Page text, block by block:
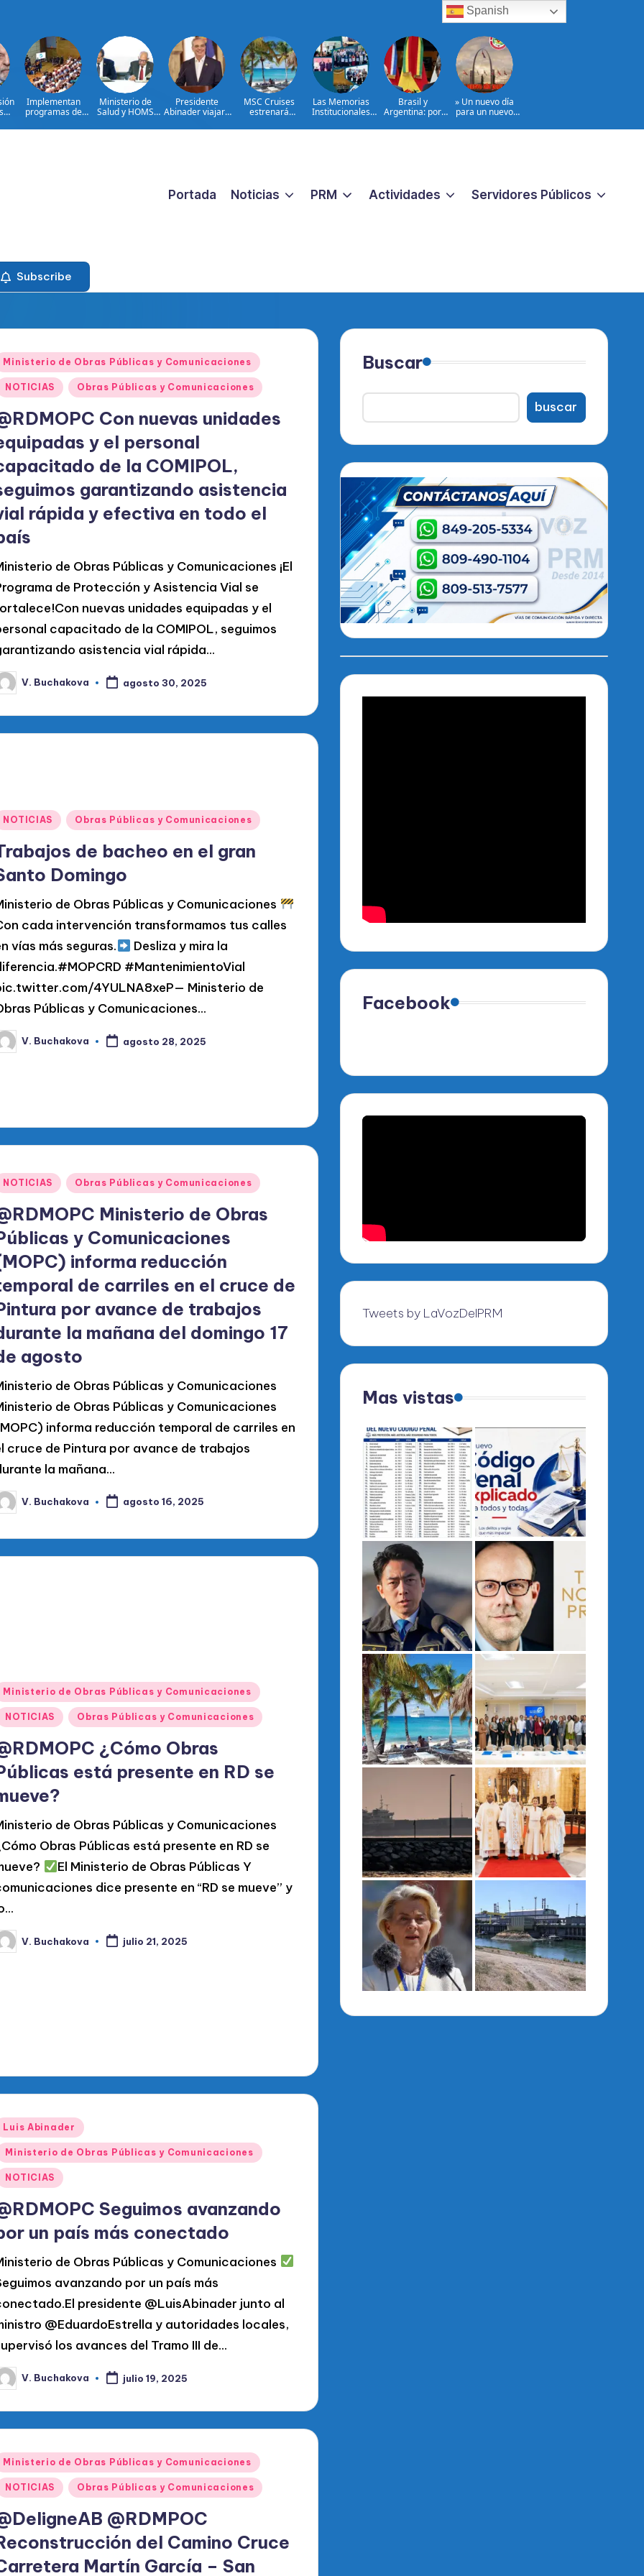
Implementan
programas de
huertos como
Ministerio de
Salud y HOMS
para fortalecer la
Presidente
Abinader viajará
participar en la
MSC Cruises
estrenará
Beach, un nuevo
Las Memorias
Institucionales
Brasil y
Argentina: por
importa
» Un nuevo día
para un nuevo
@PartidoPRSC
Portada Noticias PRM Actividades Servidores Públicos
Subscribe
Ministerio de Obras Públicas y Comunicaciones
NOTICIAS Obras Públicas y Comunicaciones
Con nuevas unidades
y el personal
de la COMIPOL,
garantizando asistencia
rápida y efectiva en todo el
de Obras Públicas y Comunicaciones ¡El
de Protección y Asistencia Vial se
nuevas unidades equipadas y el
capacitado de la COMIPOL, seguimos
asistencia vial rápida…
V. Buchakova agosto 30, 2025
NOTICIAS Obras Públicas y Comunicaciones
de bacheo en el gran
Domingo
de Obras Públicas y Comunicaciones
cada intervención transformamos tus calles
vías más seguras.
Desliza y mira la
#MantenimientoVial
4YULNA8xeP— Ministerio de
Públicas y Comunicaciones…
V. Buchakova agosto 28, 2025
NOTICIAS Obras Públicas y Comunicaciones
Ministerio de Obras
y Comunicaciones
informa reducción
de carriles en el cruce de
por avance de trabajos
la mañana del domingo 17
agosto
de Obras Públicas y Comunicaciones
de Obras Públicas y Comunicaciones
informa reducción temporal de carriles en
cruce de Pintura por avance de trabajos
la mañana…
V. Buchakova agosto 16, 2025
Ministerio de Obras Públicas y Comunicaciones
NOTICIAS Obras Públicas y Comunicaciones
¿Cómo Obras
está presente en RD se
de Obras Públicas y Comunicaciones
Obras Públicas está presente en RD se
El Ministerio de Obras Públicas Y
dice presente en “RD se mueve” y
V. Buchakova julio 21, 2025
Luis Abinader
Ministerio de Obras Públicas y Comunicaciones
NOTICIAS
Seguimos avanzando
un país más conectado
de Obras Públicas y Comunicaciones
avanzando por un país más
presidente @LuisAbinader junto al
@EduardoEstrella y autoridades locales,
los avances del Tramo III de…
V. Buchakova julio 19, 2025
Ministerio de Obras Públicas y Comunicaciones
NOTICIAS Obras Públicas y Comunicaciones
@RDMPOC
del Camino Cruce
Martín García – San
Buscar
buscar
Facebook
Tweets by LaVozDelPRM
Mas vistas
Spanish